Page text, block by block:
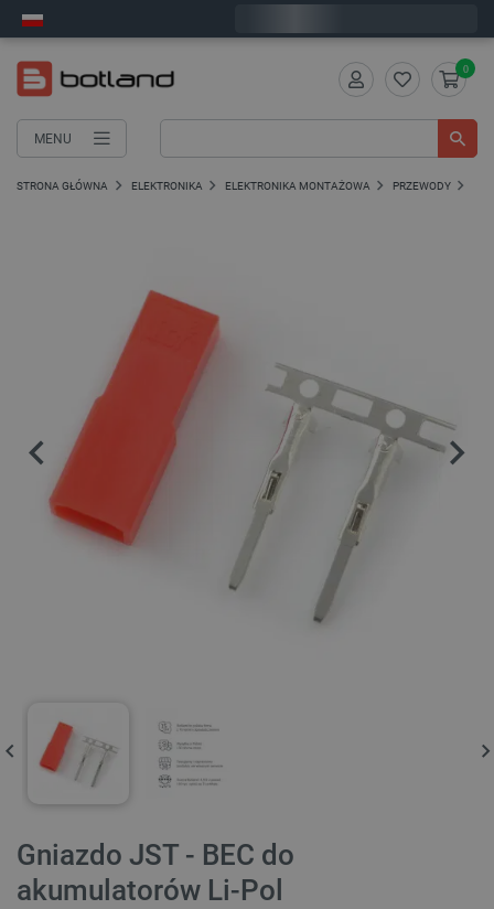
MENU
0
STRONA GŁÓWNA ELEKTRONIKA ELEKTRONIKA MONTAŻOWA PRZEWODY
Gniazdo JST - BEC do
akumulatorów Li-Pol